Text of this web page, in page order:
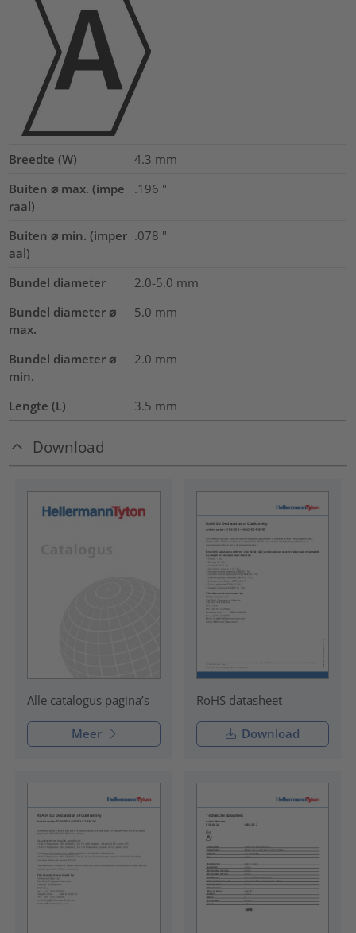
Breedte (W) 4.3 mm
Buiten ⌀ max. (impe
raal)
.196 "
Buiten ⌀ min. (imper
aal)
.078 "
Bundel diameter 2.0-5.0 mm
Bundel diameter ⌀
max.
5.0 mm
Bundel diameter ⌀
min.
2.0 mm
Lengte (L) 3.5 mm
Download
Alle catalogus pagina’s
Meer
RoHS datasheet
Download